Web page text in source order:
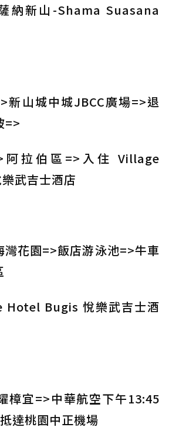
納新山-Shama Suasana
新山城中城JBCC廣場=>退
=>
阿拉伯區=>入住 Village
武吉士酒店
花園=>飯店游泳池=>牛車
Hotel Bugis 悅樂武吉士酒
樟宜=>中華航空下午13:45
達桃園中正機場